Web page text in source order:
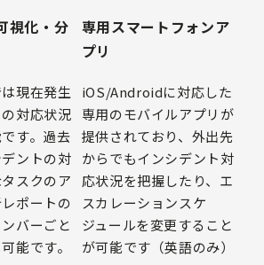
視化・分
現在発生
対応状況
す。過去
ントの対
スクのア
ポートの
バーごと
能です。
専用スマートフォンア
プリ
iOS/Androidに対応した
専用のモバイルアプリが
提供されており、外出先
からでもインシデント対
応状況を把握したり、エ
スカレーションスケ
ジュールを変更すること
が可能です（英語のみ）